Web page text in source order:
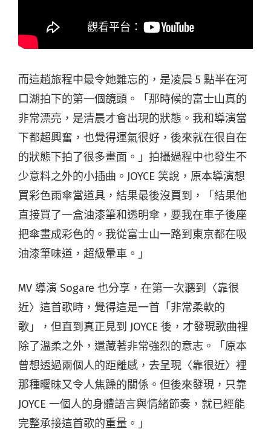
而這趟旅程中最令她難忘的，是凌晨 5 點半在河
口湖拍下的第一個鏡頭。「那時候的富士山真的
非常漂亮，是清晨才會出現的狀態。我和導演當
下都超興奮，也覺得運氣很好，後來就在很自在
的狀態下拍了很多畫面。」拍攝過程中也發生不
少意料之外的小插曲。JOYCE 笑說，原本導演想
買彩色雨傘當道具，結果最後沒買到，「結果他
直接買了一盒油漆筆和透明傘，要我在車子後座
把傘畫成彩色的。我從富士山一路到東京都在吸
油漆筆味道，超級暈車。」
MV 導演 Sogare 也分享，在第一次聽到〈靠很
近〉這首歌時，覺得這是一首「非常柔軟的
歌」，但直到真正見到 JOYCE 後，才發現歌曲裡
除了溫柔之外，還藏著非常強烈的意志。「原本
曾想透過兩個人的距離感，去呈現〈靠很近〉裡
那種曖昧又令人焦躁的關係。但後來發現，只靠
JOYCE 一個人的身體語言與情緒節奏，就已經能
完整承接這首歌的重量。」